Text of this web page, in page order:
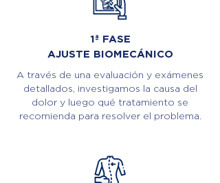
1ª FASE
AJUSTE BIOMECÁNICO
A través de una evaluación y exámenes
detallados, investigamos la causa del
dolor y luego qué tratamiento se
recomienda para resolver el problema.